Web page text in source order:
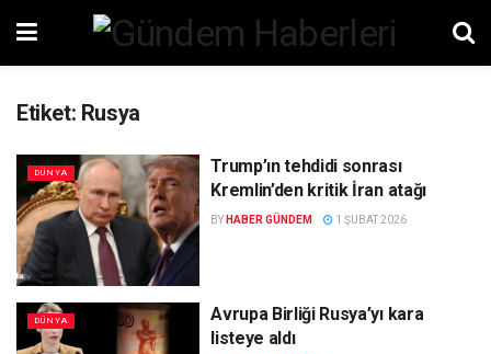
Etiket: Rusya
DÜNYA
Trump’ın tehdidi sonrası
Kremlin’den kritik İran atağı
BY HABER GÜNDEM 1 ŞUBAT 2026
DÜNYA
Avrupa Birliği Rusya’yı kara
listeye aldı